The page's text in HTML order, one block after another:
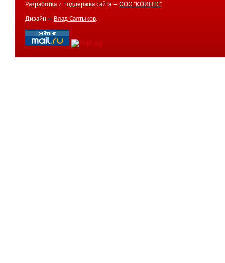
Разработка и поддержка сайта — ООО "КОИНТС".
Дизайн — Влад Салтыков.